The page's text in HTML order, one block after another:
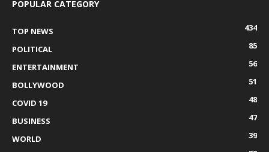
POPULAR CATEGORY
TOP NEWS
434
POLITICAL
85
ENTERTAINMENT
56
BOLLYWOOD
51
COVID 19
48
BUSINESS
47
WORLD
39